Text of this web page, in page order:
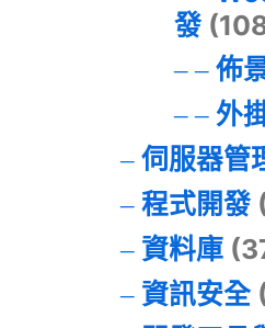
發
佈
外
伺服器管
程式開發
資料庫
資訊安全